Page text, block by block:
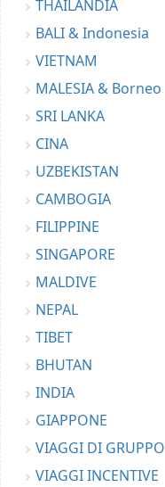
THAILANDIA
BALI & Indonesia
VIETNAM
MALESIA & Borneo
SRI LANKA
CINA
UZBEKISTAN
CAMBOGIA
FILIPPINE
SINGAPORE
MALDIVE
NEPAL
TIBET
BHUTAN
INDIA
GIAPPONE
VIAGGI DI GRUPPO
VIAGGI INCENTIVE